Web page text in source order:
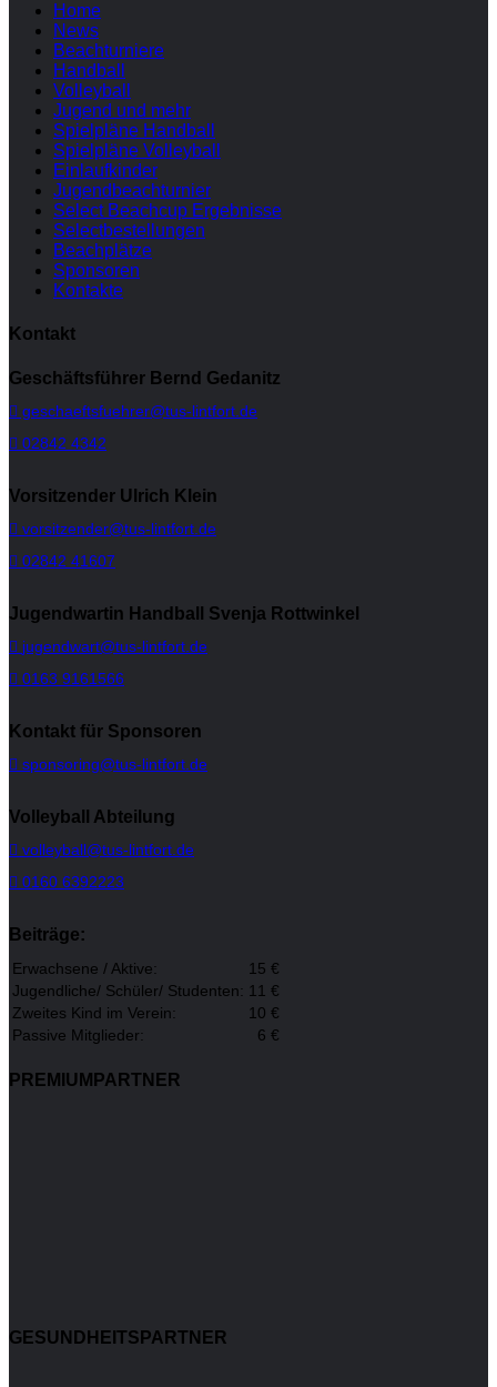
Home
News
Beachturniere
Handball
Volleyball
Jugend und mehr
Spielpläne Handball
Spielpläne Volleyball
Einlaufkinder
Jugendbeachturnier
Select Beachcup Ergebnisse
Selectbestellungen
Beachplätze
Sponsoren
Kontakte
Kontakt
Geschäftsführer Bernd Gedanitz
geschaeftsfuehrer@tus-lintfort.de
02842 4342
Vorsitzender Ulrich Klein
vorsitzender@tus-lintfort.de
02842 41607
Jugendwartin Handball Svenja Rottwinkel
jugendwart@tus-lintfort.de
0163 9161566
Kontakt für Sponsoren
sponsoring@tus-lintfort.de
Volleyball Abteilung
volleyball@tus-lintfort.de
0160 6392223
Beiträge:
Erwachsene / Aktive:
15 €
Jugendliche/ Schüler/ Studenten: 11 €
Zweites Kind im Verein:
10 €
Passive Mitglieder:
6 €
PREMIUMPARTNER
GESUNDHEITSPARTNER